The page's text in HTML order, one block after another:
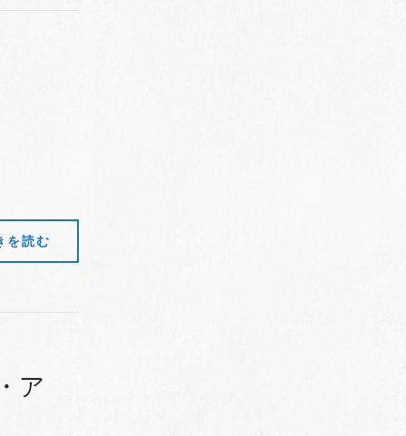
を読む
ア